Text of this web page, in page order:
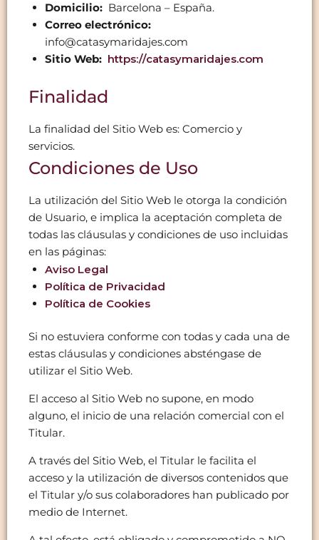
Domicilio:Barcelona – España.
Correo electrónico:
info@catasymaridajes.com
Sitio Web: https://catasymaridajes.com
Finalidad
La finalidad del Sitio Web es: Comercio y
servicios.
Condiciones de Uso
La utilización del Sitio Web le otorga la condición
de Usuario, e implica la aceptación completa de
todas las cláusulas y condiciones de uso incluidas
en las páginas:
Aviso Legal
Política de Privacidad
Política de Cookies
Si no estuviera conforme con todas y cada una de
estas cláusulas y condiciones absténgase de
utilizar el Sitio Web.
El acceso al Sitio Web no supone, en modo
alguno, el inicio de una relación comercial con el
Titular.
A través del Sitio Web, el Titular le facilita el
acceso y la utilización de diversos contenidos que
el Titular y/o sus colaboradores han publicado por
medio de Internet.